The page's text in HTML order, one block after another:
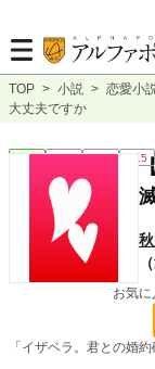
TOP > 小説 > 恋愛小
大丈夫ですか
恋愛 完結 長編 R15
お気
「イザベラ。君との婚